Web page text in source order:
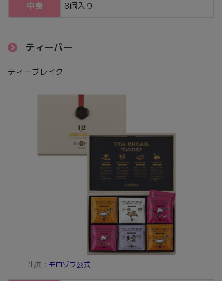
中身 8個入り
ティーバー
ティーブレイク
出典： モロゾフ公式